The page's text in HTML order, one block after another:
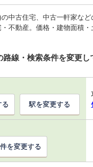
中古住宅、中古一軒家な
不動産。価格・建物面積
路線・検索条件を変更し
る 駅を変更する
を変更する